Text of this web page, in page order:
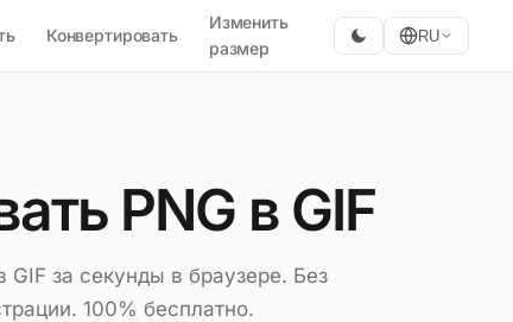
Конвертировать
Изменить
размер
RU
PNG в GIF
GIF за секунды в браузере. Без
100% бесплатно.